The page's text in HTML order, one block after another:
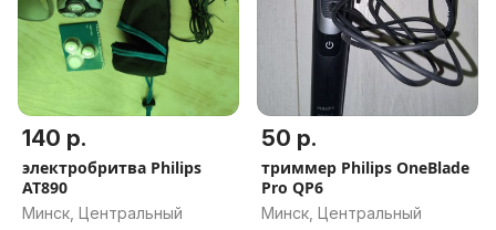
140 р.
электробритва Philips
AT890
Минск, Центральный
50 р.
триммер Philips OneBlade
Pro QP6
Минск, Центральный